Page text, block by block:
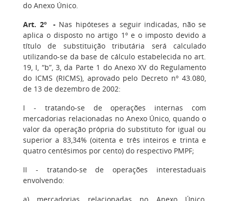
do Anexo Único.
Art. 2º - Nas hipóteses a seguir indicadas, não se
aplica o disposto no artigo 1º e o imposto devido a
título de substituição tributária será calculado
utilizando-se da base de cálculo estabelecida no art.
19, I, “b”, 3, da Parte 1 do Anexo XV do Regulamento
do ICMS (RICMS), aprovado pelo Decreto nº 43.080,
de 13 de dezembro de 2002:
I - tratando-se de operações internas com
mercadorias relacionadas no Anexo Único, quando o
valor da operação própria do substituto for igual ou
superior a 83,34% (oitenta e três inteiros e trinta e
quatro centésimos por cento) do respectivo PMPF;
II - tratando-se de operações interestaduais
envolvendo: